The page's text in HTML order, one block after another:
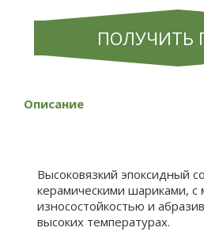
ПОЛУЧИТЬ
Описание
Высоковязкий эпоксидный
керамическими шариками, с
износостойкостью и
высоких температурах.